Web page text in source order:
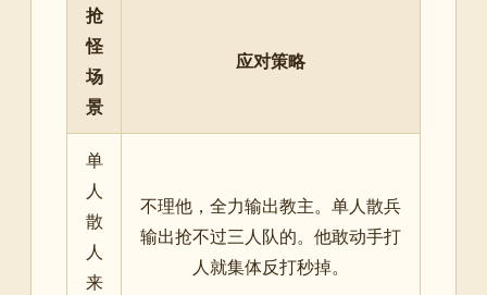
抢
怪
场
景
应对策略
单
人
散
人
来
不理他，全力输出教主。单人散兵
输出抢不过三人队的。他敢动手打
人就集体反打秒掉。